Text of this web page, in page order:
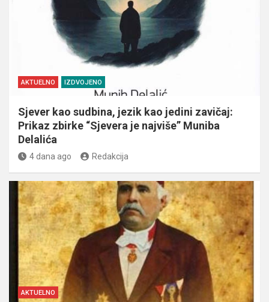
AKTUELNO IZDVOJENO
Sjever kao sudbina, jezik kao jedini zavičaj:
Prikaz zbirke “Sjevera je najviše” Muniba
Delalića
4 dana ago Redakcija
AKTUELNO